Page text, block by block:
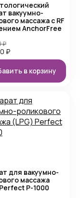
вакуумно-
массажа с RF
AnchorFree
₽
₽
в корзину
для вакуумно-
массажа
P-1000